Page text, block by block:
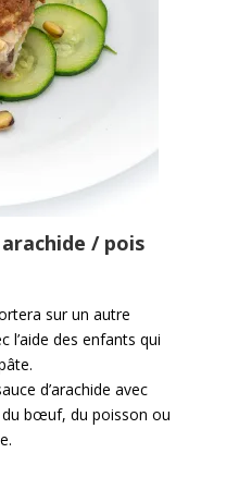
/ pois
sur un autre
l’aide des enfants qui
d’arachide avec
du bœuf, du poisson ou